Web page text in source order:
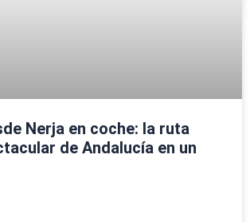
Nerja en coche: la ruta
de Andalucía en un